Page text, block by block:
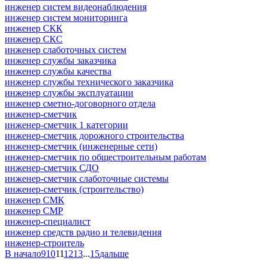
инженер систем видеонаблюдения
инженер систем мониторинга
инженер СКК
инженер СКС
инженер слаботочных систем
инженер службы заказчика
инженер службы качества
инженер службы технического заказчика
инженер службы эксплуатации
инженер сметно-договорного отдела
инженер-сметчик
инженер-сметчик 1 категории
инженер-сметчик дорожного строительства
инженер-сметчик (инженерные сети)
инженер-сметчик по общестроительным работам
инженер-сметчик СДО
инженер-сметчик слаботочные системы
инженер-сметчик (строительство)
инженер СМК
инженер СМР
инженер-специалист
инженер средств радио и телевидения
инженер-строитель
В начало910111213...15дальше